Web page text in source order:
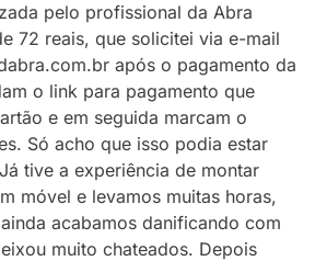
pelo profissional da Abra
72 reais, que solicitei via e-mail
após o pagamento da
o link para pagamento que
e em seguida marcam o
Só acho que isso podia estar
tive a experiência de montar
móvel e levamos muitas horas,
acabamos danificando com
muito chateados. Depois